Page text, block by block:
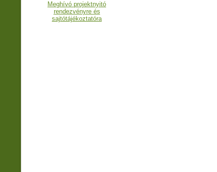
Meghívó projektnyitó
rendezvényre és
sajtótájékoztatóra